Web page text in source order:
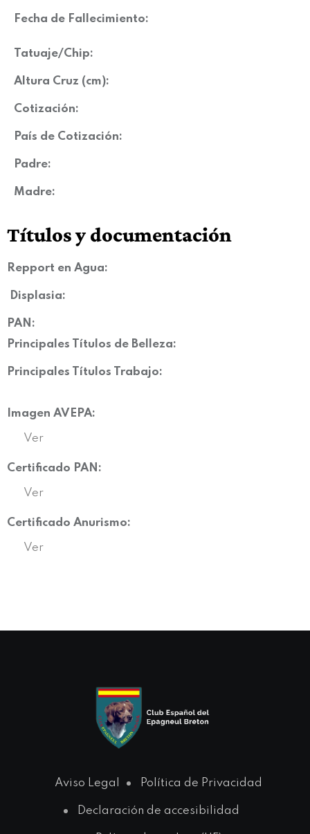
Fecha de Fallecimiento:
Tatuaje/Chip:
Altura Cruz (cm):
Cotización:
País de Cotización:
Padre:
Madre:
Títulos y documentación
Repport en Agua:
Displasia:
PAN:
Principales Títulos de Belleza:
Principales Títulos Trabajo:
Imagen AVEPA:
Ver
Certificado PAN:
Ver
Certificado Anurismo:
Ver
Aviso Legal Política de Privacidad
Declaración de accesibilidad